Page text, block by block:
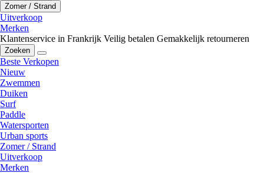
Zomer / Strand
Uitverkoop
Merken
Klantenservice in Frankrijk Veilig betalen Gemakkelijk retourneren
Zoeken
Beste Verkopen
Nieuw
Zwemmen
Duiken
Surf
Paddle
Watersporten
Urban sports
Zomer / Strand
Uitverkoop
Merken